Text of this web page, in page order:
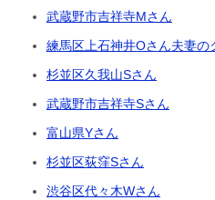
武蔵野市吉祥寺Mさん
練馬区上石神井Oさん夫妻の
杉並区久我山Sさん
武蔵野市吉祥寺Sさん
富山県Yさん
杉並区荻窪Sさん
渋谷区代々木Wさん